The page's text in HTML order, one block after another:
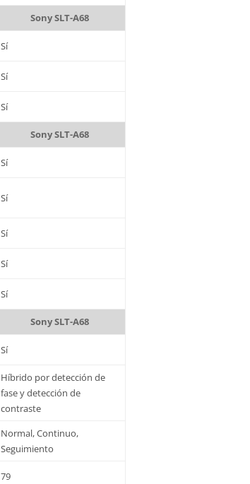
Sony SLT-A68
Sí
Sí
Sí
Sony SLT-A68
Sí
Sí
Sí
Sí
Sí
Sony SLT-A68
Sí
Híbrido por detección de
fase y detección de
contraste
Normal, Continuo,
Seguimiento
79